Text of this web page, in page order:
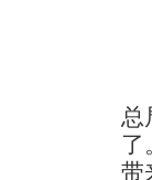
总
了
带